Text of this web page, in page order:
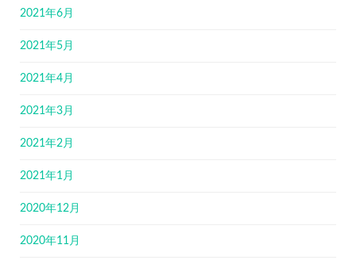
2021年6月
2021年5月
2021年4月
2021年3月
2021年2月
2021年1月
2020年12月
2020年11月